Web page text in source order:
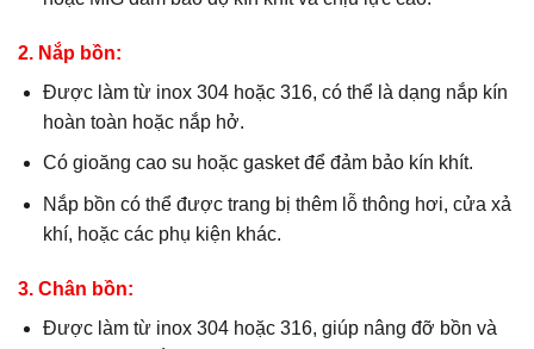
2. Nắp bồn:
Được làm từ inox 304 hoặc 316, có thể là dạng nắp kín
hoàn toàn hoặc nắp hở.
Có gioăng cao su hoặc gasket để đảm bảo kín khít.
Nắp bồn có thể được trang bị thêm lỗ thông hơi, cửa xả
khí, hoặc các phụ kiện khác.
3. Chân bồn:
Được làm từ inox 304 hoặc 316, giúp nâng đỡ bồn và